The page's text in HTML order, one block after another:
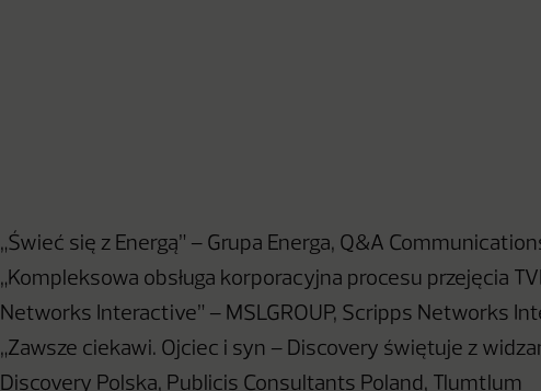
„Świeć się z Energą” – Grupa Energa, Q&A
„Kompleksowa obsługa korporacyjna procesu przejęcia
Networks Interactive” – MSLGROUP, Scripps Networks
„Zawsze ciekawi. Ojciec i syn – Discovery świętuje z
Discovery Polska, Publicis Consultants Poland, Tlumtlum